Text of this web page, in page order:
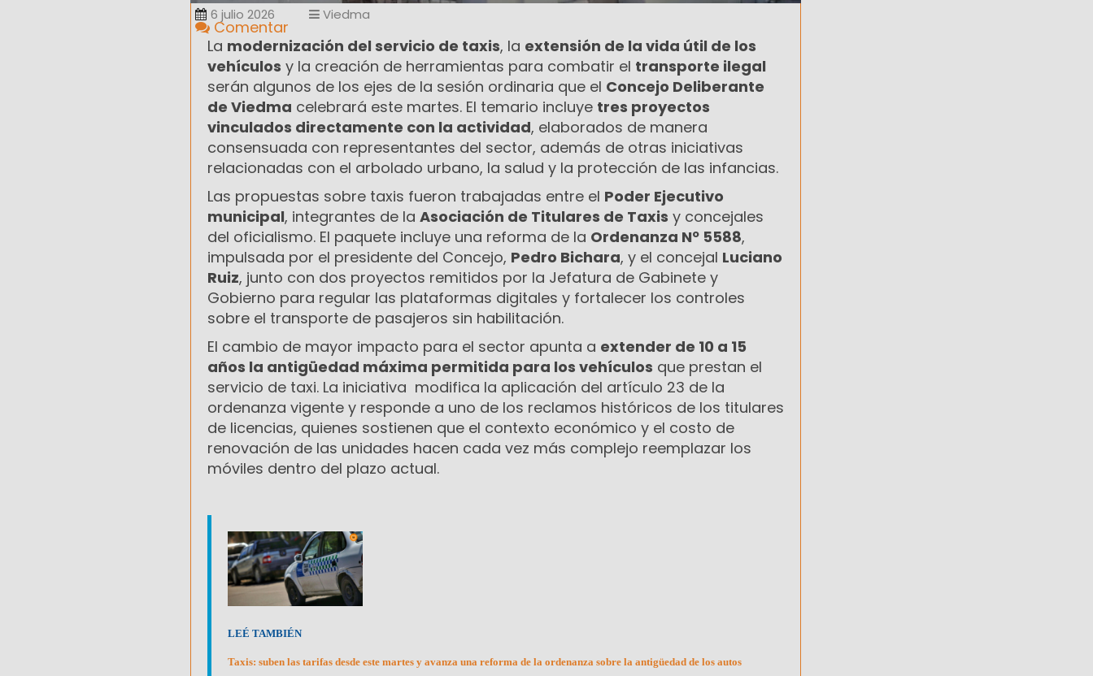
6 julio 2026 Viedma
Comentar
La modernización del servicio de taxis, la extensión de la vida útil de los
vehículos y la creación de herramientas para combatir el transporte ilegal
serán algunos de los ejes de la sesión ordinaria que el Concejo Deliberante
de Viedma celebrará este martes. El temario incluye tres proyectos
vinculados directamente con la actividad, elaborados de manera
consensuada con representantes del sector, además de otras iniciativas
relacionadas con el arbolado urbano, la salud y la protección de las infancias.
Las propuestas sobre taxis fueron trabajadas entre el Poder Ejecutivo
municipal, integrantes de la Asociación de Titulares de Taxis y concejales
del oficialismo. El paquete incluye una reforma de la Ordenanza Nº 5588,
impulsada por el presidente del Concejo, Pedro Bichara, y el concejal Luciano
Ruiz, junto con dos proyectos remitidos por la Jefatura de Gabinete y
Gobierno para regular las plataformas digitales y fortalecer los controles
sobre el transporte de pasajeros sin habilitación.
El cambio de mayor impacto para el sector apunta a extender de 10 a 15
años la antigüedad máxima permitida para los vehículos que prestan el
servicio de taxi. La iniciativa modifica la aplicación del artículo 23 de la
ordenanza vigente y responde a uno de los reclamos históricos de los titulares
de licencias, quienes sostienen que el contexto económico y el costo de
renovación de las unidades hacen cada vez más complejo reemplazar los
móviles dentro del plazo actual.
LEÉ TAMBIÉN
Taxis: suben las tarifas desde este martes y avanza una reforma de la ordenanza sobre la antigüedad de los autos